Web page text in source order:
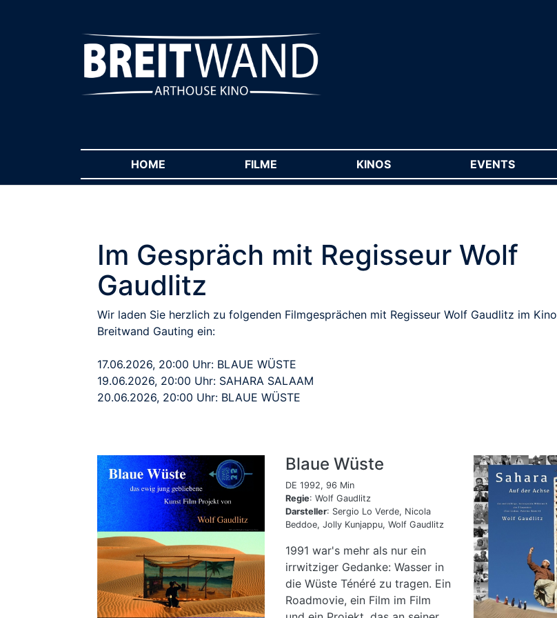
HOME FILME KINOS EVENTS
Im Gespräch mit Regisseur Wolf
Gaudlitz
Wir laden Sie herzlich zu folgenden Filmgesprächen mit Regisseur Wolf Gaudlitz im Kino
Breitwand Gauting ein:
17.06.2026, 20:00 Uhr: BLAUE WÜSTE
19.06.2026, 20:00 Uhr: SAHARA SALAAM
20.06.2026, 20:00 Uhr: BLAUE WÜSTE
Blaue Wüste
DE 1992, 96 Min
Regie: Wolf Gaudlitz
Darsteller: Sergio Lo Verde, Nicola
Beddoe, Jolly Kunjappu, Wolf Gaudlitz
1991 war's mehr als nur ein
irrwitziger Gedanke: Wasser in
die Wüste Ténéré zu tragen. Ein
Roadmovie, ein Film im Film